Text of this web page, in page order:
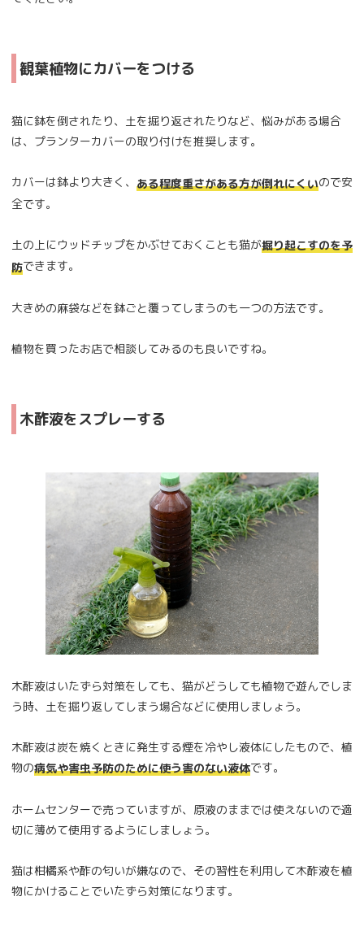
観葉植物にカバーをつける
猫に鉢を倒されたり、土を掘り返されたりなど、悩みがある場合
は、プランターカバーの取り付けを推奨します。
カバーは鉢より大きく、 ある程度重さがある方が倒れにくいので安
全です。
土の上にウッドチップをかぶせておくことも猫が掘り起こすのを予
防できます。
大きめの麻袋などを鉢ごと覆ってしまうのも一つの方法です。
植物を買ったお店で相談してみるのも良いですね。
木酢液をスプレーする
木酢液はいたずら対策をしても、猫がどうしても植物で遊んでしま
う時、土を掘り返してしまう場合などに使用しましょう。
木酢液は炭を焼くときに発生する煙を冷やし液体にしたもので、植
物の病気や害虫予防のために使う害のない液体です。
ホームセンターで売っていますが、原液のままでは使えないので適
切に薄めて使用するようにしましょう。
猫は柑橘系や酢の匂いが嫌なので、その習性を利用して木酢液を植
物にかけることでいたずら対策になります。